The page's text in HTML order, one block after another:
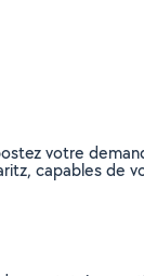
votre
capables de